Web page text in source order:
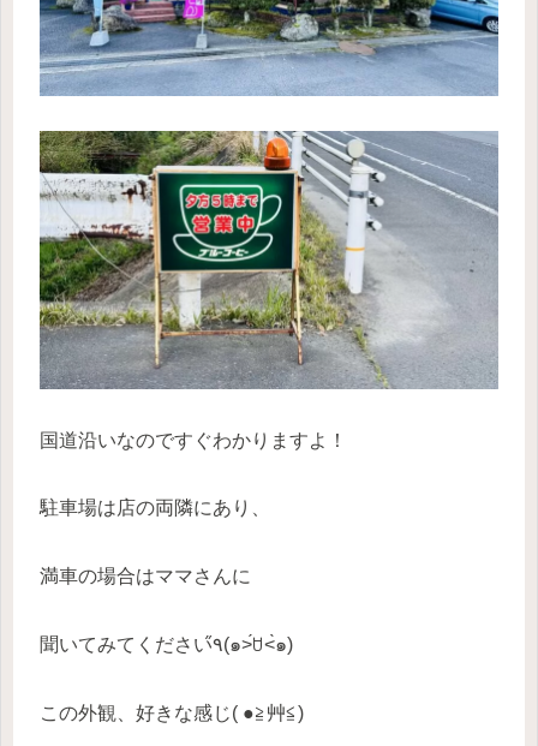
国道沿いなのですぐわかりますよ！
駐車場は店の両隣にあり、
満車の場合はママさんに
聞いてみてください٩̋(๑˃́ꇴ˂̀๑)
この外観、好きな感じ( ●≧艸≦)